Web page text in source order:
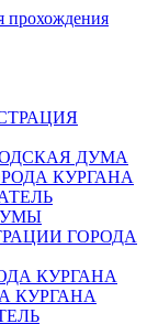
прохождения
ДУМА
КУРГАНА
ГОРОДА
КУРГАНА
КУРГАНА